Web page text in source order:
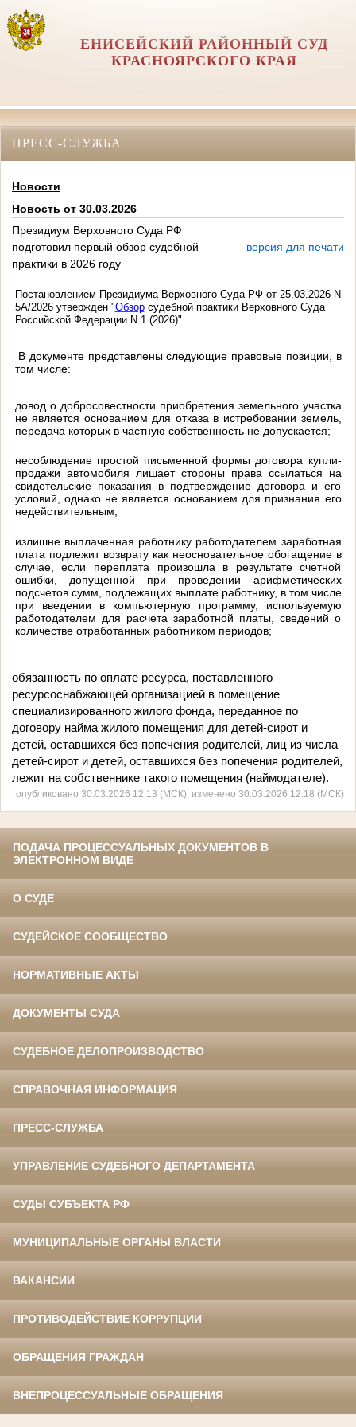
ЕНИСЕЙСКИЙ РАЙОННЫЙ СУД
КРАСНОЯРСКОГО КРАЯ
ПРЕСС-СЛУЖБА
Новости
Новость от 30.03.2026
Президиум Верховного Суда РФ
подготовил первый обзор судебной
практики в 2026 году
версия для печати
Постановлением Президиума Верховного Суда РФ от 25.03.2026 N
5А/2026 утвержден "Обзорсудебной практики Верховного Суда
Российской Федерации N 1 (2026)"
В документе представлены следующие правовые позиции, в
том числе:
довод о добросовестности приобретения земельного участка
не является основанием для отказа в истребовании земель,
передача которых в частную собственность не допускается;
несоблюдение простой письменной формы договора купли-
продажи автомобиля лишает стороны права ссылаться на
свидетельские показания в подтверждение договора и его
условий, однако не является основанием для признания его
недействительным;
излишне выплаченная работнику работодателем заработная
плата подлежит возврату как неосновательное обогащение в
случае, если переплата произошла в результате счетной
ошибки, допущенной при проведении арифметических
подсчетов сумм, подлежащих выплате работнику, в том числе
при введении в компьютерную программу, используемую
работодателем для расчета заработной платы, сведений о
количестве отработанных работником периодов;
обязанность по оплате ресурса, поставленного
ресурсоснабжающей организацией в помещение
специализированного жилого фонда, переданное по
договору найма жилого помещения для детей-сирот и
детей, оставшихся без попечения родителей, лиц из числа
детей-сирот и детей, оставшихся без попечения родителей,
лежит на собственнике такого помещения (наймодателе).
опубликовано 30.03.2026 12:13 (МСК), изменено 30.03.2026 12:18 (МСК)
ПОДАЧА ПРОЦЕССУАЛЬНЫХ ДОКУМЕНТОВ В
ЭЛЕКТРОННОМ ВИДЕ
О СУДЕ
СУДЕЙСКОЕ СООБЩЕСТВО
НОРМАТИВНЫЕ АКТЫ
ДОКУМЕНТЫ СУДА
СУДЕБНОЕ ДЕЛОПРОИЗВОДСТВО
СПРАВОЧНАЯ ИНФОРМАЦИЯ
ПРЕСС-СЛУЖБА
УПРАВЛЕНИЕ СУДЕБНОГО ДЕПАРТАМЕНТА
СУДЫ СУБЪЕКТА РФ
МУНИЦИПАЛЬНЫЕ ОРГАНЫ ВЛАСТИ
ВАКАНСИИ
ПРОТИВОДЕЙСТВИЕ КОРРУПЦИИ
ОБРАЩЕНИЯ ГРАЖДАН
ВНЕПРОЦЕССУАЛЬНЫЕ ОБРАЩЕНИЯ